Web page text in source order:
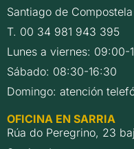
Santiago de
T. 00 34 981 943 395
Lunes a viernes: 09:00-
Sábado: 08:30-16:30
Domingo: atención
OFICINA EN SARRIA
Rúa do Peregrino, 23